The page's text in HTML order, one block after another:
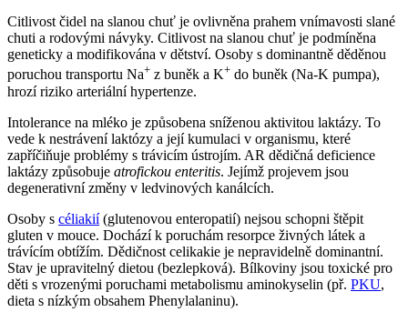
Citlivost čidel na slanou chuť je ovlivněna prahem vnímavosti slané
chuti a rodovými návyky. Citlivost na slanou chuť je podmíněna
geneticky a modifikována v dětství. Osoby s dominantně děděnou
poruchou transportu Na+ z buněk a K+ do buněk (Na-K pumpa),
hrozí riziko arteriální hypertenze.
Intolerance na mléko je způsobena sníženou aktivitou laktázy. To
vede k nestrávení laktózy a její kumulaci v organismu, které
zapříčiňuje problémy s trávicím ústrojím. AR dědičná deficience
laktázy způsobuje atrofickou enteritis. Jejímž projevem jsou
degenerativní změny v ledvinových kanálcích.
Osoby s céliakií(glutenovou enteropatií) nejsou schopni štěpit
gluten v mouce. Dochází k poruchám resorpce živných látek a
trávícím obtížím. Dědičnost celikakie je nepravidelně dominantní.
Stav je upravitelný dietou (bezlepková). Bílkoviny jsou toxické pro
děti s vrozenými poruchami metabolismu aminokyselin (př. PKU,
dieta s nízkým obsahem Phenylalaninu).